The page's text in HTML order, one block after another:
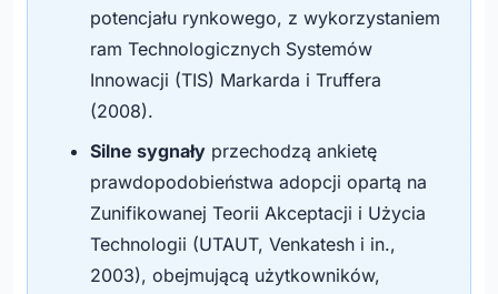
potencjału rynkowego, z wykorzystaniem
ram Technologicznych Systemów
Innowacji (TIS) Markarda i Truffera
(2008).
Silne sygnały przechodzą ankietę
prawdopodobieństwa adopcji opartą na
Zunifikowanej Teorii Akceptacji i Użycia
Technologii (UTAUT, Venkatesh i in.,
2003), obejmującą użytkowników,